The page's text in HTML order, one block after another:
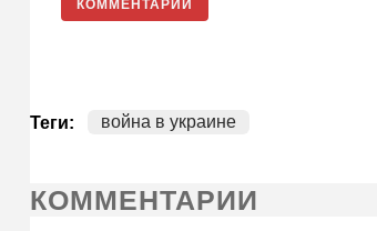
КОММЕНТАРИИ
Теги: война в украине
КОММЕНТАРИИ